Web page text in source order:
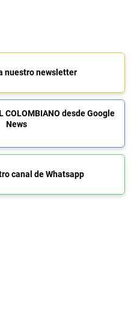
nuestro newsletter
COLOMBIANO desde Google
News
canal de Whatsapp